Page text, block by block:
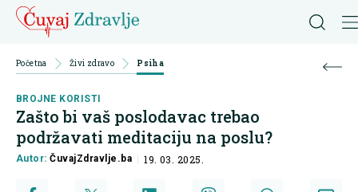
Početna Živi zdravo Psiha
BROJNE KORISTI
Zašto bi vaš poslodavac trebao
podržavati meditaciju na poslu?
Autor:ČuvajZdravlje.ba 19. 03. 2025.